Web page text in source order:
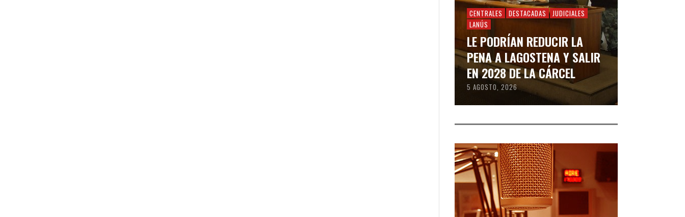
CENTRALES DESTACADAS
JUDICIALES
LANÚS
LE PODRÍAN REDUCIR LA
PENA A LAGOSTENA Y SALIR
EN 2028 DE LA CÁRCEL
5 AGOSTO, 2026